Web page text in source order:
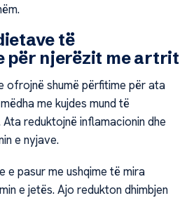
të
për njerëzit me artrit
ofrojnë shumë përfitime për ata
me kujdes mund të
reduktojnë inflamacionin dhe
e nyjave.
e pasur me ushqime të mira
e jetës. Ajo redukton dhimbjen